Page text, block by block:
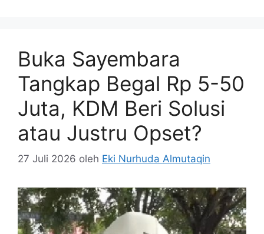
Buka Sayembara
Tangkap Begal Rp 5-50
Juta, KDM Beri Solusi
atau Justru Opset?
27 Juli 2026 oleh Eki Nurhuda Almutaqin